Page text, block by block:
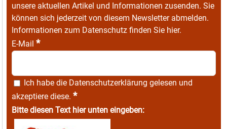
unsere aktuellen Artikel und Informationen zusenden. Sie
können sich jederzeit von diesem Newsletter abmelden.
Informationen zum Datenschutz finden Sie hier.
E-Mail *
Ich habe die Datenschutzerklärung gelesen und
akzeptiere diese. *
Bitte diesen Text hier unten eingeben: